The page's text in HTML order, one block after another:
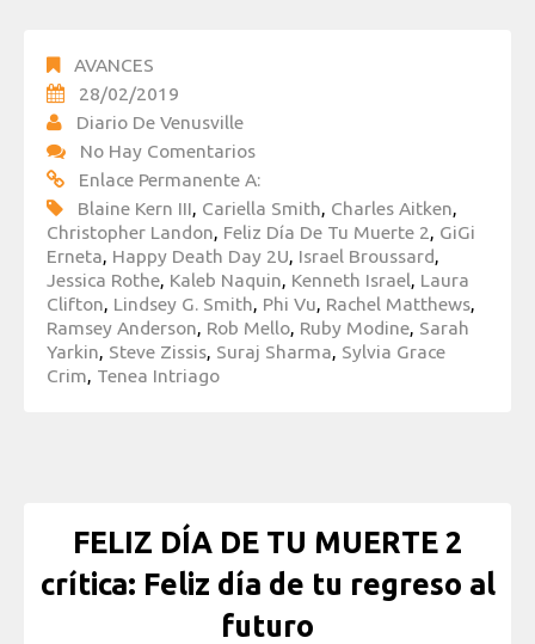
AVANCES
28/02/2019
Diario De Venusville
No Hay Comentarios
Enlace Permanente A:
Blaine Kern III, Cariella Smith, Charles Aitken,
Christopher Landon, Feliz Día De Tu Muerte 2, GiGi
Erneta, Happy Death Day 2U, Israel Broussard,
Jessica Rothe, Kaleb Naquin, Kenneth Israel, Laura
Clifton, Lindsey G. Smith, Phi Vu, Rachel Matthews,
Ramsey Anderson, Rob Mello, Ruby Modine, Sarah
Yarkin, Steve Zissis, Suraj Sharma, Sylvia Grace
Crim, Tenea Intriago
FELIZ DÍA DE TU MUERTE 2
crítica: Feliz día de tu regreso al
futuro